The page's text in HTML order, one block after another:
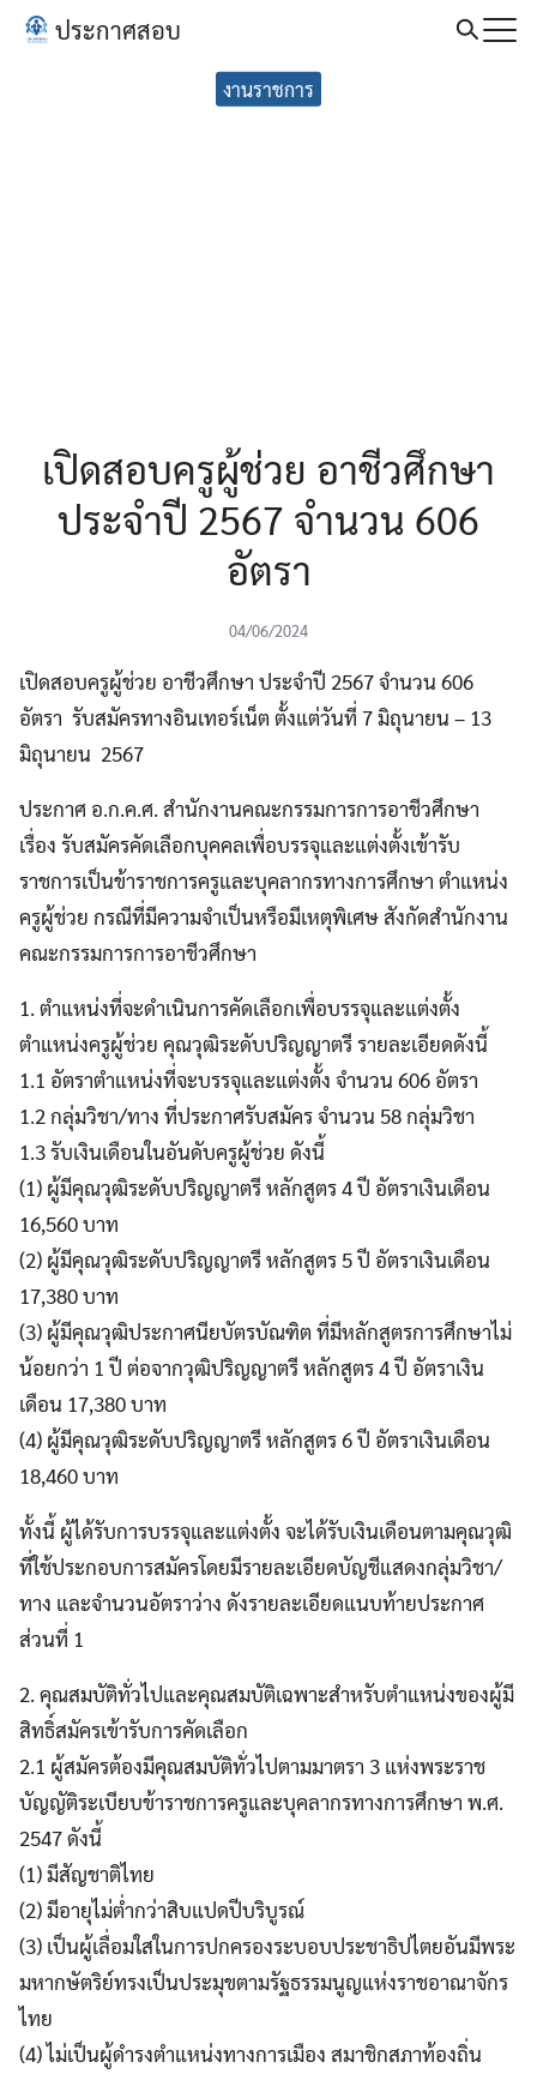
Skip
ประกาศสอบ
งานราชการ
เปิดสอบครูผู้ช่วย อาชีวศึกษา
ประจำปี 2567 จำนวน 606
อัตรา
04/06/2024
เปิดสอบครูผู้ช่วย อาชีวศึกษา ประจำปี 2567 จำนวน 606
อัตรา รับสมัครทางอินเทอร์เน็ต ตั้งแต่วันที่ 7 มิถุนายน – 13
มิถุนายน 2567
ประกาศ อ.ก.ค.ศ. สำนักงานคณะกรรมการการอาชีวศึกษา
เรื่อง รับสมัครคัดเลือกบุคคลเพื่อบรรจุและแต่งตั้งเข้ารับ
ราชการเป็นข้าราชการครูและบุคลากรทางการศึกษา ตำแหน่ง
ครูผู้ช่วย กรณีที่มีความจำเป็นหรือมีเหตุพิเศษ สังกัดสำนักงาน
คณะกรรมการการอาชีวศึกษา
1. ตำแหน่งที่จะดำเนินการคัดเลือกเพื่อบรรจุและแต่งตั้ง
ตำแหน่งครูผู้ช่วย คุณวุฒิระดับปริญญาตรี รายละเอียดดังนี้
1.1 อัตราตำแหน่งที่จะบรรจุและแต่งตั้ง จำนวน 606 อัตรา
1.2 กลุ่มวิชา/ทาง ที่ประกาศรับสมัคร จำนวน 58 กลุ่มวิชา
1.3 รับเงินเดือนในอันดับครูผู้ช่วย ดังนี้
(1) ผู้มีคุณวุฒิระดับปริญญาตรี หลักสูตร 4 ปี อัตราเงินเดือน
16,560 บาท
(2) ผู้มีคุณวุฒิระดับปริญญาตรี หลักสูตร 5 ปี อัตราเงินเดือน
17,380 บาท
(3) ผู้มีคุณวุฒิประกาศนียบัตรบัณฑิต ที่มีหลักสูตรการศึกษาไม่
น้อยกว่า 1 ปี ต่อจากวุฒิปริญญาตรี หลักสูตร 4 ปี อัตราเงิน
เดือน 17,380 บาท
(4) ผู้มีคุณวุฒิระดับปริญญาตรี หลักสูตร 6 ปี อัตราเงินเดือน
18,460 บาท
ทั้งนี้ ผู้ได้รับการบรรจุและแต่งตั้ง จะได้รับเงินเดือนตามคุณวุฒิ
ที่ใช้ประกอบการสมัครโดยมีรายละเอียดบัญชีแสดงกลุ่มวิชา/
ทาง และจำนวนอัตราว่าง ดังรายละเอียดแนบท้ายประกาศ
ส่วนที่ 1
2. คุณสมบัติทั่วไปและคุณสมบัติเฉพาะสำหรับตำแหน่งของผู้มี
สิทธิ์สมัครเข้ารับการคัดเลือก
2.1 ผู้สมัครต้องมีคุณสมบัติทั่วไปตามมาตรา 3 แห่งพระราช
บัญญัติระเบียบข้าราชการครูและบุคลากรทางการศึกษา พ.ศ.
2547 ดังนี้
(1) มีสัญชาติไทย
(2) มีอายุไม่ต่ำกว่าสิบแปดปีบริบูรณ์
(3) เป็นผู้เลื่อมใสในการปกครองระบอบประชาธิปไตยอันมีพระ
มหากษัตริย์ทรงเป็นประมุขตามรัฐธรรมนูญแห่งราชอาณาจักร
ไทย
(4) ไม่เป็นผู้ดำรงตำแหน่งทางการเมือง สมาชิกสภาท้องถิ่น